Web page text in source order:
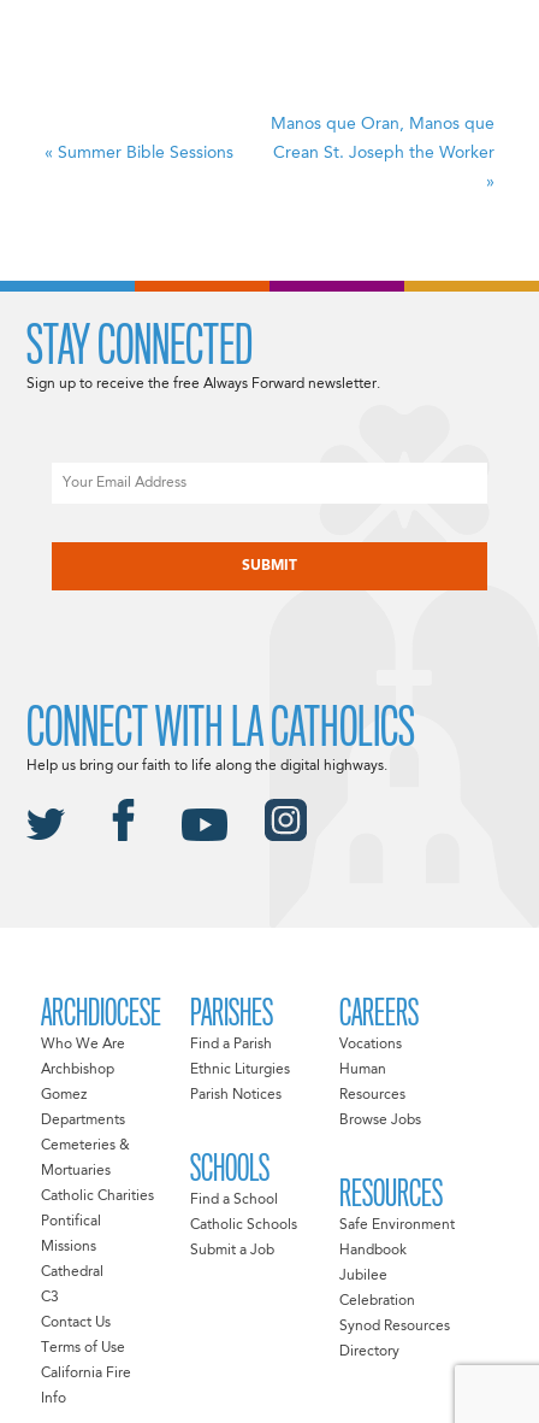
« Summer Bible Sessions
Manos que Oran, Manos que
Crean St. Joseph the Worker
»
ARCHDIOCESE
Who We Are
Archbishop
Gomez
Departments
Cemeteries &
Mortuaries
Catholic Charities
Pontifical
Missions
Cathedral
C3
Contact Us
Terms of Use
California Fire
Info
PARISHES
Find a Parish
Ethnic Liturgies
Parish Notices
SCHOOLS
Find a School
Catholic Schools
Submit a Job
CAREERS
Vocations
Human
Resources
Browse Jobs
RESOURCES
Safe Environment
Handbook
Jubilee
Celebration
Synod Resources
Directory
STAY CONNECTED
Sign up to receive the free Always Forward newsletter.
CONNECT WITH LA CATHOLICS
Help us bring our faith to life along the digital highways.